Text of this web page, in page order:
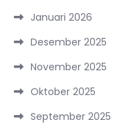
Januari 2026
Desember 2025
November 2025
Oktober 2025
September 2025